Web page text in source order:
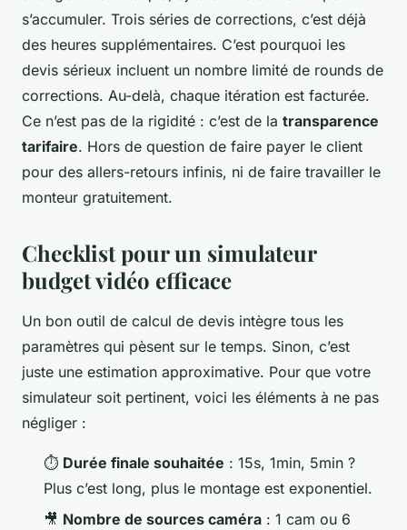
s’accumuler. Trois séries de corrections, c’est déjà
des heures supplémentaires. C’est pourquoi les
devis sérieux incluent un nombre limité de rounds de
corrections. Au-delà, chaque itération est facturée.
Ce n’est pas de la rigidité : c’est de la transparence
tarifaire. Hors de question de faire payer le client
pour des allers-retours infinis, ni de faire travailler le
monteur gratuitement.
Checklist pour un simulateur
budget vidéo efficace
Un bon outil de calcul de devis intègre tous les
paramètres qui pèsent sur le temps. Sinon, c’est
juste une estimation approximative. Pour que votre
simulateur soit pertinent, voici les éléments à ne pas
négliger :
⏱️ Durée finale souhaitée : 15s, 1min, 5min ?
Plus c’est long, plus le montage est exponentiel.
🎥 Nombre de sources caméra : 1 cam ou 6